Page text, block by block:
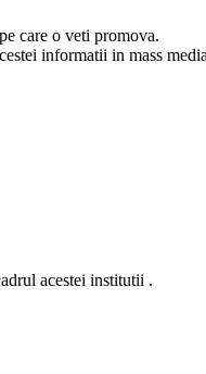
care o veti promova.
informatii in mass
acestei institutii .